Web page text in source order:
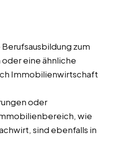
zum
eine ähnliche
Immobilienwirtschaft
oder
wie
sind ebenfalls in